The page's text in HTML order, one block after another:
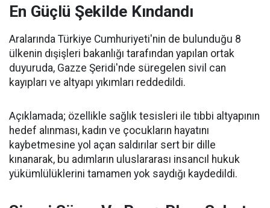
En Güçlü Şekilde Kındandı
Aralarında Türkiye Cumhuriyeti'nin de bulunduğu 8
ülkenin dışişleri bakanlığı tarafından yapılan ortak
duyuruda, Gazze Şeridi'nde süregelen sivil can
kayıpları ve altyapı yıkımları reddedildi.
Açıklamada; özellikle sağlık tesisleri ile tıbbi altyapının
hedef alınması, kadın ve çocukların hayatını
kaybetmesine yol açan saldırılar sert bir dille
kınanarak, bu adımların uluslararası insancıl hukuk
yükümlülüklerini tamamen yok saydığı kaydedildi.